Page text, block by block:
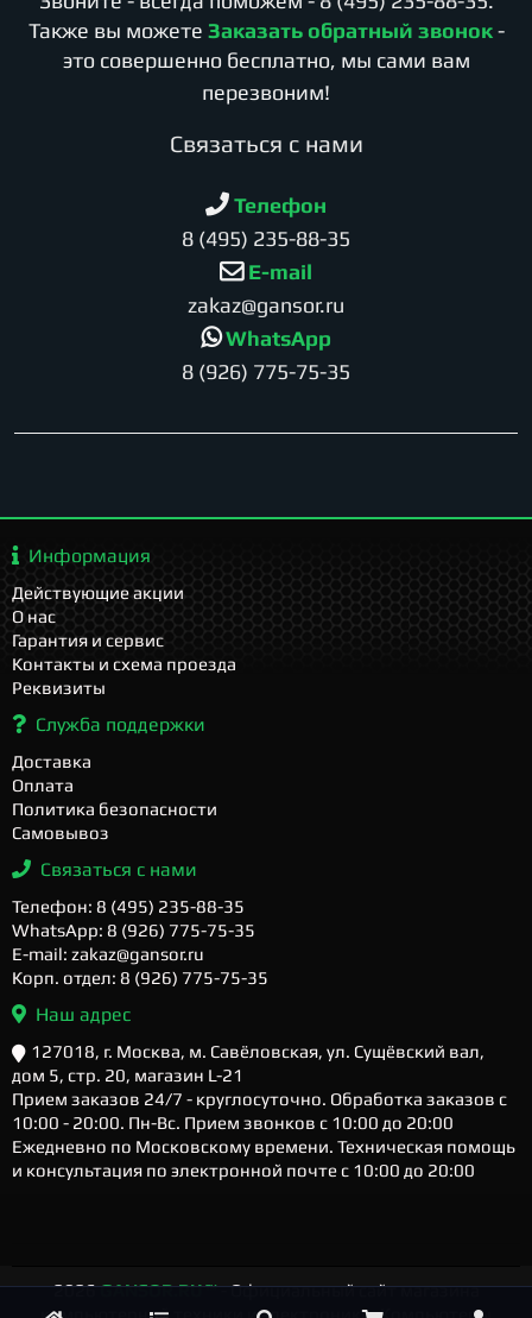
Также вы можете Заказать обратный звонок -
это совершенно бесплатно, мы сами вам
перезвоним!
Cвязаться с нами
Телефон
8 (495) 235-88-35
E-mail
zakaz@gansor.ru
WhatsApp
8 (926) 775-75-35
Информация
Действующие акции
О нас
Гарантия и сервис
Контакты и схема проезда
Реквизиты
Служба поддержки
Доставка
Оплата
Политика безопасности
Самовывоз
Связаться с нами
Телефон: 8 (495) 235-88-35
WhatsApp: 8 (926) 775-75-35
E-mail: zakaz@gansor.ru
Корп. отдел: 8 (926) 775-75-35
Наш адрес
127018, г. Москва, м. Савёловская, ул. Сущёвский вал,
дом 5, стр. 20, магазин L-21
Прием заказов 24/7 - круглосуточно. Обработка заказов с
10:00 - 20:00. Пн-Вс. Прием звонков с 10:00 до 20:00
Ежедневно по Московскому времени. Техническая помощь
и консультация по электронной почте с 10:00 до 20:00
2026GANSOR.RU ™- Официальный сайт магазина
компьютерной техники и электроники. Компьютеры